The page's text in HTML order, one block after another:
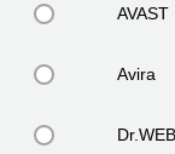
AVAST
Avira
Dr.WEB